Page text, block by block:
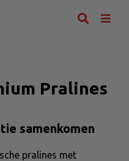
Pralines
samenkomen
pralines met